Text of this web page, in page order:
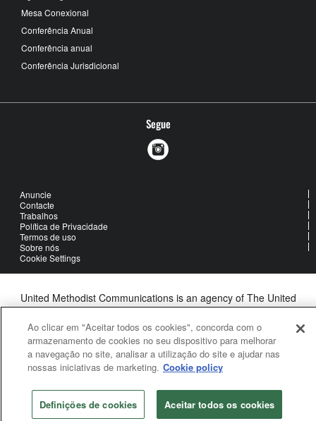
Mesa Conexional
Conferência Anual
Conferência anual
Conferência Jurisdicional
Segue
Anuncie
Contacte
Trabalhos
Política de Privacidade
Termos de uso
Sobre nós
Cookie Settings
United Methodist Communications is an agency of The United
Methodist Church
©2026United Methodist Communications. All Rights Reserved
Ao clicar em "Aceitar todos os cookies", concorda com o
armazenamento de cookies no seu dispositivo para melhorar
a navegação no site, analisar a utilização do site e ajudar nas
nossas iniciativas de marketing. Cookie policy
Definições de cookies Aceitar todos os cookies